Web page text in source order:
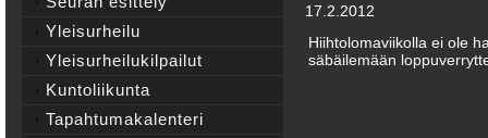
17.2.2012
Hiihtolomaviikolla ei ole
säbäilemään
Yleisurheilu
Yleisurheilukilpailut
Kuntoliikunta
Tapahtumakalenteri